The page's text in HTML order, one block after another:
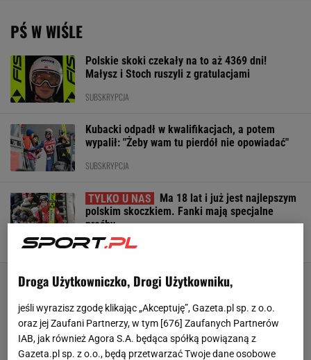
PŚ W WIŚLE
Polskie skoki czekały na to aż 4369 dni!
Małysz i Stoch ruszyli z gratulacjami
SUBSKRYPCJA
Kubacki odpadł w kwalifikacjach, a potem
wypalił: "Żeby wam tu pierdół nie opowiadać"
SUBSKRYPCJA
Ma 18 lat i już jest najlepszym
polskim skoczkiem. Fanki mają specjalne
prośby
SUBSKRYPCJA
Droga Użytkowniczko, Drogi Użytkowniku,
jeśli wyrazisz zgodę klikając „Akceptuję”, Gazeta.pl sp. z o.o.
oraz jej Zaufani Partnerzy, w tym [676] Zaufanych Partnerów
IAB, jak również Agora S.A. będąca spółką powiązaną z
Gazeta.pl sp. z o.o., będą przetwarzać Twoje dane osobowe